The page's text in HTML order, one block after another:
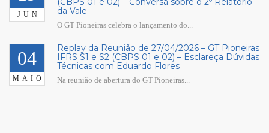
JUN
da Vale
O GT Pioneiras celebra o lançamento do...
04
MAIO
Replay da Reunião de 27/04/2026 – GT Pioneiras
IFRS S1 e S2 (CBPS 01 e 02) – Esclareça Dúvidas
Técnicas com Eduardo Flores
Na reunião de abertura do GT Pioneiras...